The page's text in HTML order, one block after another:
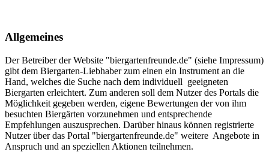
Allgemeines
Der Betreiber der Website "biergartenfreunde.de" (siehe Impressum)
gibt dem Biergarten-Liebhaber zum einen ein Instrument an die
Hand, welches die Suche nach dem individuell geeigneten
Biergarten erleichtert. Zum anderen soll dem Nutzer des Portals die
Möglichkeit gegeben werden, eigene Bewertungen der von ihm
besuchten Biergärten vorzunehmen und entsprechende
Empfehlungen auszusprechen. Darüber hinaus können registrierte
Nutzer über das Portal "biergartenfreunde.de" weitere Angebote in
Anspruch und an speziellen Aktionen teilnehmen.